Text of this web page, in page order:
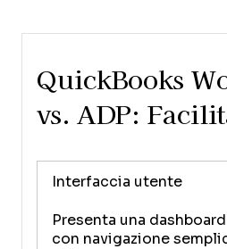
QuickBooks
vs. ADP:
Interfaccia utente
Presenta una
con navigazione